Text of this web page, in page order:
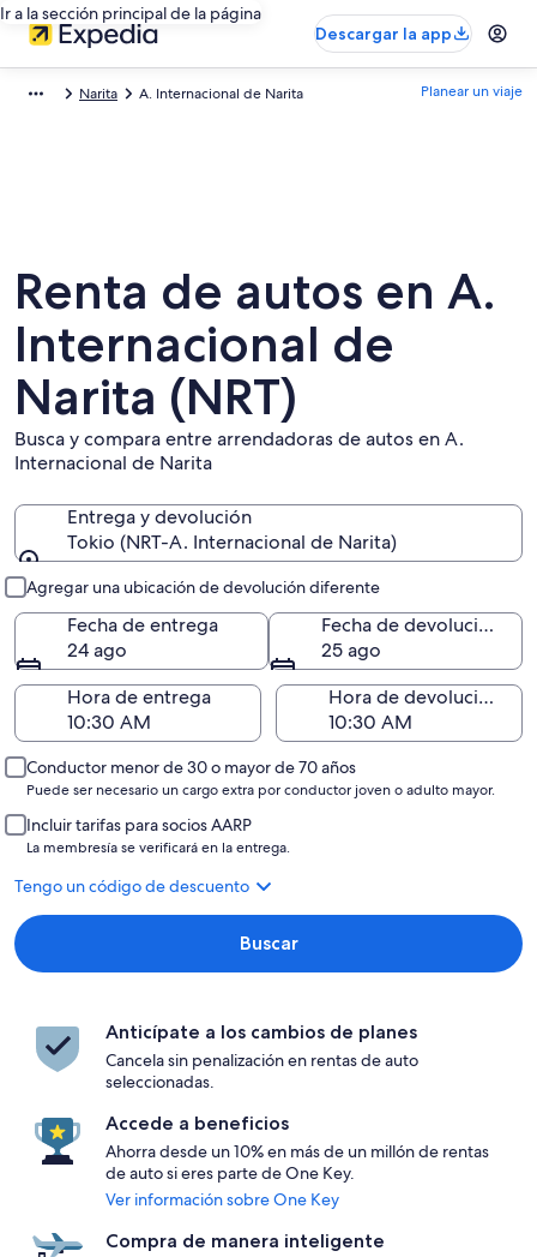
Ir a la sección principal de la página
Descargar la app
Narita A. Internacional de Narita Planear un viaje
Renta de autos en A.
Internacional de
Narita (NRT)
Busca y compara entre arrendadoras de autos en A.
Internacional de Narita
Entrega y devolución
Tokio (NRT-A. Internacional de Narita)
Agregar una ubicación de devolución diferente
Fecha de entrega
24 ago
Fecha de devolución
25 ago
Hora de entrega
Hora de devolución
Conductor menor de 30 o mayor de 70 años
Puede ser necesario un cargo extra por conductor joven o adulto mayor.
Incluir tarifas para socios AARP
La membresía se verificará en la entrega.
Tengo un código de descuento
Buscar
Anticípate a los cambios de planes
Cancela sin penalización en rentas de auto
seleccionadas.
Accede a beneficios
Ahorra desde un 10% en más de un millón de rentas
de auto si eres parte de One Key.
Ver información sobre One Key
Compra de manera inteligente